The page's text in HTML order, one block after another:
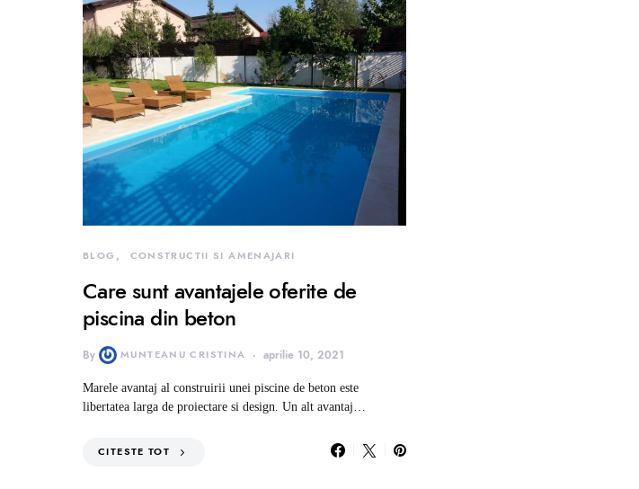
BLOG CONSTRUCTII SI AMENAJARI
Care sunt avantajele oferite de
piscina din beton
By MUNTEANU CRISTINA aprilie 10, 2021
Marele avantaj al construirii unei piscine de beton este
libertatea larga de proiectare si design. Un alt avantaj…
CITESTE TOT